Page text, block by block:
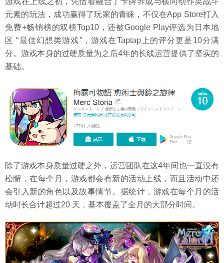
元素的玩法，成功赢得了玩家的青睐，不仅在App Store打入
免费+畅销榜的双榜Top10，还被Google Play评选为日本地
区 “最佳幻想类游戏”，游戏在Taptap上的评分更是10分满
分。游戏本身的过硬质量为之后4年的长线运营提供了坚实的
基础。
除了游戏本身质量过硬之外，运营团队在这4年间也一直没有
松懈，在每个月，游戏都会有新的活动上线，而且活动中还
会引入新的角色以及故事情节。据统计，游戏在每个月的活
动时长合计超过20 天，基本覆盖了全月的大部分时间。